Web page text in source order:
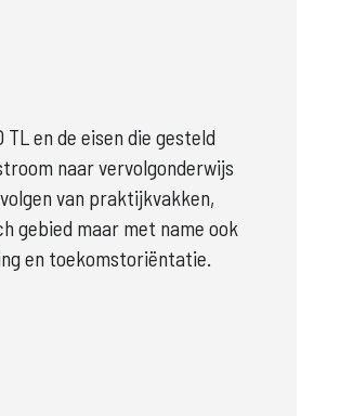
en de eisen die gesteld
naar vervolgonderwijs
van praktijkvakken,
gebied maar met name ook
en toekomstoriëntatie.